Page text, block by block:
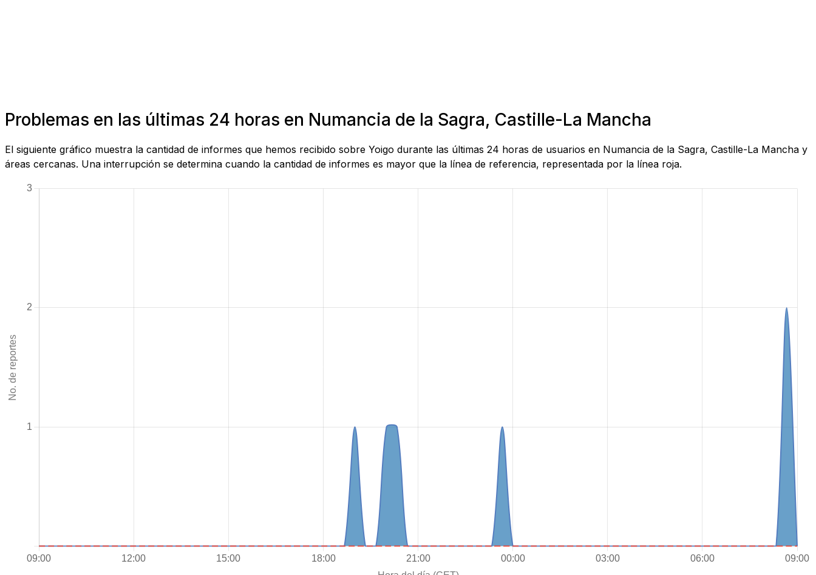
Problemas en las últimas 24 horas en Numancia de la Sagra, Castille-La Mancha
El siguiente gráfico muestra la cantidad de informes que hemos recibido sobre Yoigo durante las últimas 24 horas de usuarios en Numancia de la Sagra, Castille-La Mancha y
áreas cercanas. Una interrupción se determina cuando la cantidad de informes es mayor que la línea de referencia, representada por la línea roja.